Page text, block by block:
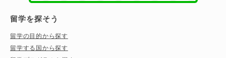
留学を探そう
留学の目的から探す
留学する国から探す